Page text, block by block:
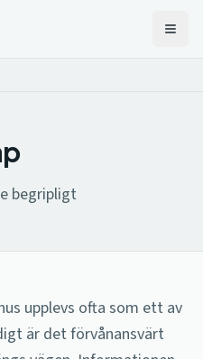
begripligt
upplevs ofta som ett av
är det förvånansvärt